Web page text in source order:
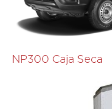
NP300 Caja Seca